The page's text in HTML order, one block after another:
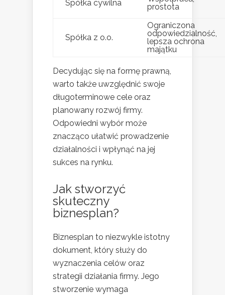
Spółka cywilna
prostota
Spółka z o.o.
Ograniczona
odpowiedzialność,
lepsza ochrona
majątku
Decydując się na formę prawną,
warto także uwzględnić swoje
długoterminowe cele oraz
planowany rozwój firmy.
Odpowiedni wybór może
znacząco ułatwić prowadzenie
działalności i wpłynąć na jej
sukces na rynku.
Jak stworzyć
skuteczny
biznesplan?
Biznesplan to niezwykle istotny
dokument, który służy do
wyznaczenia celów oraz
strategii działania firmy. Jego
stworzenie wymaga